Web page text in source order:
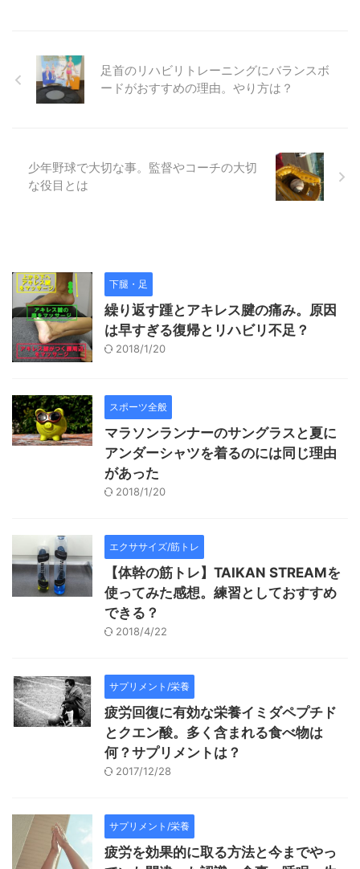
足首のリハビリトレーニングにバランスボ
ードがおすすめの理由。やり方は？
少年野球で大切な事。監督やコーチの大切
な役目とは
下腿・足
繰り返す踵とアキレス腱の痛み。原因
は早すぎる復帰とリハビリ不足？
2018/1/20
スポーツ全般
マラソンランナーのサングラスと夏に
アンダーシャツを着るのには同じ理由
があった
2018/1/20
エクササイズ/筋トレ
【体幹の筋トレ】TAIKAN STREAMを
使ってみた感想。練習としておすすめ
できる？
2018/4/22
サプリメント/栄養
疲労回復に有効な栄養イミダペプチド
とクエン酸。多く含まれる食べ物は
何？サプリメントは？
2017/12/28
サプリメント/栄養
疲労を効果的に取る方法と今までやっ